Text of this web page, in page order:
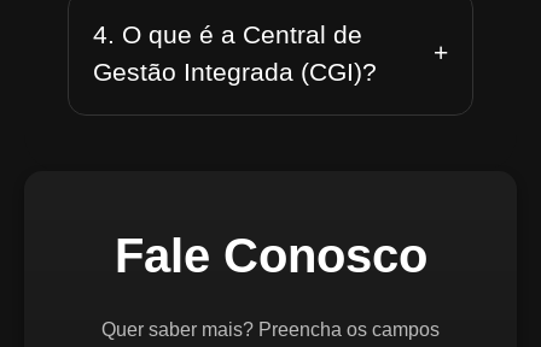
4. O que é a Central de
Gestão Integrada (CGI)?
+
Fale Conosco
Quer saber mais? Preencha os campos